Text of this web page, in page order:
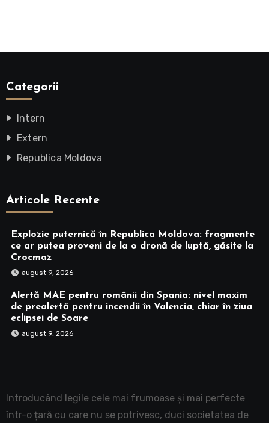
Categorii
Intern
Extern
Republica Moldova
Articole Recente
Explozie puternică în Republica Moldova: fragmente
ce ar putea proveni de la o dronă de luptă, găsite la
Crocmaz
august 9, 2026
Alertă MAE pentru românii din Spania: nivel maxim
de prealertă pentru incendii în Valencia, chiar în ziua
eclipsei de Soare
august 9, 2026
Introducând legile cele mai frumoase și mai perfecte
într-o țară cu care nu se potrivesc, duci societatea de